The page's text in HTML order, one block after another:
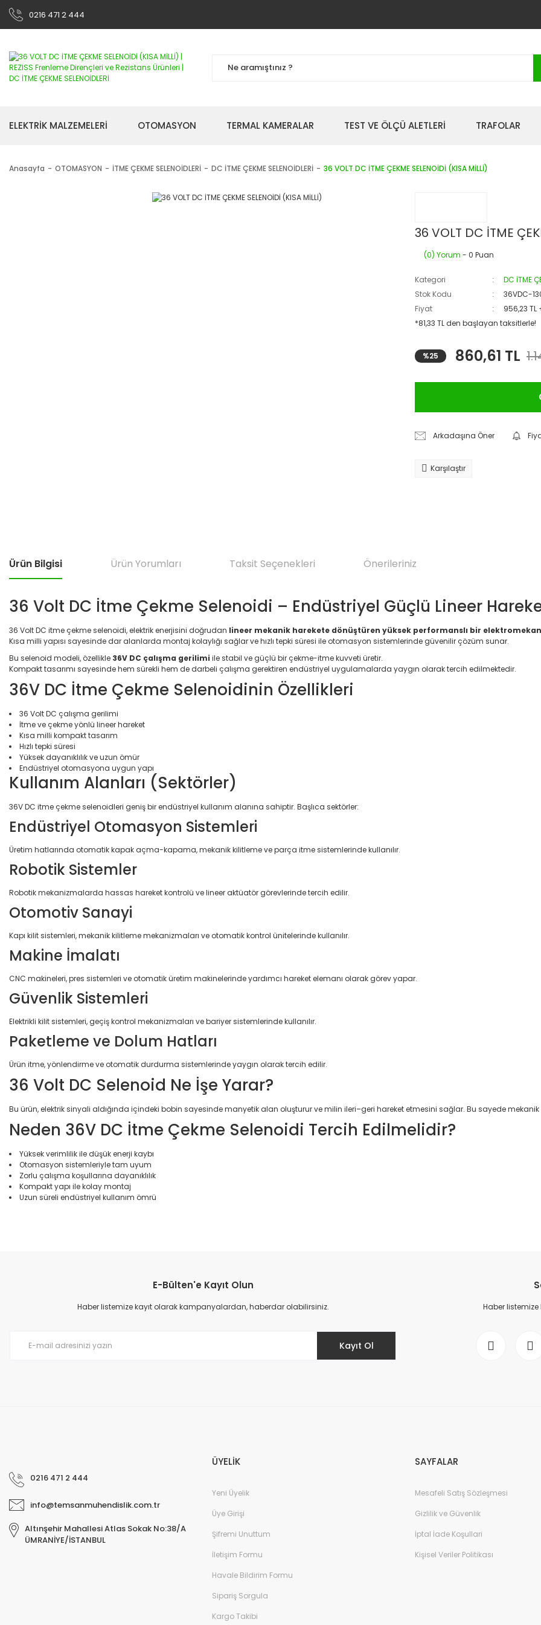
0216 471 2 444
ELEKTRİK MALZEMELERİ OTOMASYON TERMAL KAMERALAR TEST VE ÖLÇÜ ALETLERİ TRAFOLAR
Anasayfa OTOMASYON İTME ÇEKME SELENOİDLERİ DC İTME ÇEKME SELENOİDLERİ 36 VOLT DC İTME ÇEKME SELENOİDİ (KISA MİLLİ)
36 VOLT DC İTME
(0) Yorum - 0 Puan
Kategori
DC İTME
Stok Kodu
36VDC-
Fiyat
956,23 TL
*81,33 TL den başlayan taksitlerle!
%25 860,61 TL
Arkadaşına Öner
Karşılaştır
Ürün Bilgisi Ürün Yorumları Taksit Seçenekleri Önerileriniz
36 Volt DC İtme Çekme Selenoidi – Endüstriyel Güçlü Lineer
36 Volt DC itme çekme selenoidi, elektrik enerjisini doğrudan lineer mekanik harekete dönüştüren yüksek performanslı bir
Kısa milli yapısı sayesinde dar alanlarda montaj kolaylığı sağlar ve hızlı tepki süresi ile otomasyon sistemlerinde güvenilir çözüm sunar.
Bu selenoid modeli, özellikle 36V DC çalışma gerilimi ile stabil ve güçlü bir çekme-itme kuvveti üretir.
Kompakt tasarımı sayesinde hem sürekli hem de darbeli çalışma gerektiren endüstriyel uygulamalarda yaygın olarak tercih edilmektedir.
36V DC İtme Çekme Selenoidinin Özellikleri
36 Volt DC çalışma gerilimi
İtme ve çekme yönlü lineer hareket
Kısa milli kompakt tasarım
Hızlı tepki süresi
Yüksek dayanıklılık ve uzun ömür
Endüstriyel otomasyona uygun yapı
Kullanım Alanları (Sektörler)
36V DC itme çekme selenoidleri geniş bir endüstriyel kullanım alanına sahiptir. Başlıca sektörler:
Endüstriyel Otomasyon Sistemleri
Üretim hatlarında otomatik kapak açma-kapama, mekanik kilitleme ve parça itme sistemlerinde kullanılır.
Robotik Sistemler
Robotik mekanizmalarda hassas hareket kontrolü ve lineer aktüatör görevlerinde tercih edilir.
Otomotiv Sanayi
Kapı kilit sistemleri, mekanik kilitleme mekanizmaları ve otomatik kontrol ünitelerinde kullanılır.
Makine İmalatı
CNC makineleri, pres sistemleri ve otomatik üretim makinelerinde yardımcı hareket elemanı olarak görev yapar.
Güvenlik Sistemleri
Elektrikli kilit sistemleri, geçiş kontrol mekanizmaları ve bariyer sistemlerinde kullanılır.
Paketleme ve Dolum Hatları
Ürün itme, yönlendirme ve otomatik durdurma sistemlerinde yaygın olarak tercih edilir.
36 Volt DC Selenoid Ne İşe Yarar?
Bu ürün, elektrik sinyali aldığında içindeki bobin sayesinde manyetik alan oluşturur ve milin ileri–geri hareket etmesini sağlar. Bu sayede
Neden 36V DC İtme Çekme Selenoidi Tercih Edilmelidir?
Yüksek verimlilik ile düşük enerji kaybı
Otomasyon sistemleriyle tam uyum
Zorlu çalışma koşullarına dayanıklılık
Kompakt yapı ile kolay montaj
Uzun süreli endüstriyel kullanım ömrü
Ürün resmi kalitesiz, bozuk veya görüntülenemiyor.
Ürün açıklamasında eksik bilgiler bulunuyor.
E-Bülten'e Kayıt Olun
Haber listemize kayıt olarak kampanyalardan, haberdar olabilirsiniz.
Kayıt Ol
Haber
0216 471 2 444
info@temsanmuhendislik.com.tr
Altınşehir Mahallesi Atlas Sokak No:38/A
ÜMRANİYE/İSTANBUL
ÜYELİK
Yeni Üyelik
Üye Girişi
Şifremi Unuttum
İletişim Formu
Havale Bildirim Formu
Sipariş Sorgula
Kargo Takibi
SAYFALAR
Mesafeli Satış Sözleşmesi
Gizlilik ve Güvenlik
İptal İade Koşullari
Kişisel Veriler Politikası